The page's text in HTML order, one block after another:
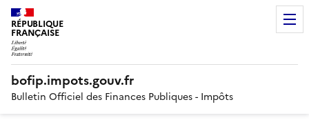
RÉPUBLIQUE
FRANÇAISE
bofip.impots.gouv.fr
Bulletin Officiel des Finances Publiques - Impôts